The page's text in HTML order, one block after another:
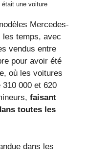
une voiture
Mercedes-
les temps, avec
vendus entre
pour avoir été
où les voitures
000 et 620
faisant
toutes les
dans les